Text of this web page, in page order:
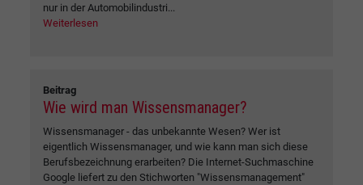
nur in der Automobilindustri...
Weiterlesen
Beitrag
Wie wird man Wissensmanager?
Wissensmanager - das unbekannte Wesen? Wer ist
eigentlich Wissensmanager, und wie kann man sich diese
Berufsbezeichnung erarbeiten? Die Internet-Suchmaschine
Google liefert zu den Stichworten "Wissensmanagement"